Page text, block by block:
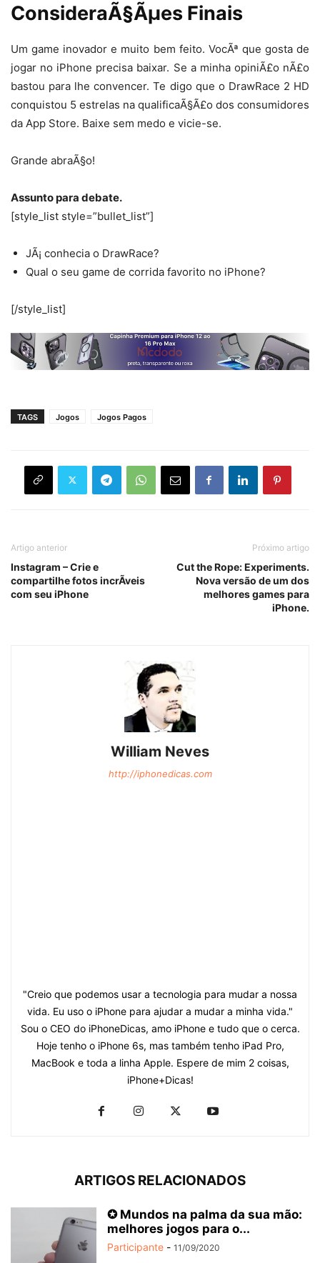
ConsideraÃ§Ãµes Finais
Um game inovador e muito bem feito. VocÃª que gosta de
jogar no iPhone precisa baixar. Se a minha opiniÃ£o nÃ£o
bastou para lhe convencer. Te digo que o DrawRace 2 HD
conquistou 5 estrelas na qualificaÃ§Ã£o dos consumidores
da App Store. Baixe sem medo e vicie-se.
Grande abraÃ§o!
Assunto para debate.
[style_list style=”bullet_list”]
JÃ¡ conhecia o DrawRace?
Qual o seu game de corrida favorito no iPhone?
[/style_list]
TAGS Jogos Jogos Pagos
Artigo anterior
Instagram – Crie e
compartilhe fotos incrÃ­veis
com seu iPhone
Próximo artigo
Cut the Rope: Experiments.
Nova versão de um dos
melhores games para
iPhone.
William Neves
http://iphonedicas.com
"Creio que podemos usar a tecnologia para mudar a nossa
vida. Eu uso o iPhone para ajudar a mudar a minha vida."
Sou o CEO do iPhoneDicas, amo iPhone e tudo que o cerca.
Hoje tenho o iPhone 6s, mas também tenho iPad Pro,
MacBook e toda a linha Apple. Espere de mim 2 coisas,
iPhone+Dicas!
ARTIGOS RELACIONADOS
✪ Mundos na palma da sua mão:
melhores jogos para o...
Participante - 11/09/2020